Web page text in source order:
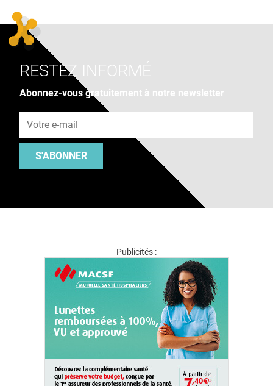
RESTEZ INFORMÉ
Abonnez-vous gratuitement à notre newsletter
S'ABONNER
Publicités :